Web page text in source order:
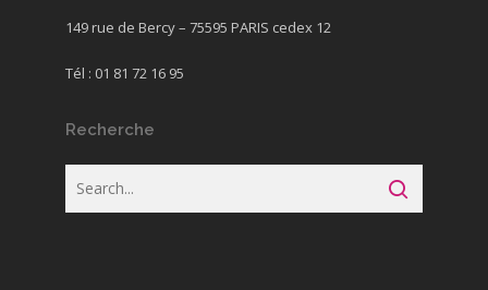
149 rue de Bercy – 75595 PARIS cedex 12
Tél : 01 81 72 16 95
Recherche